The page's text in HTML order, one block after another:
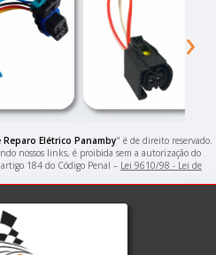
›
Elétrico Panamby" é de direito reservado.
nossos links, é proibida sem a autorização do
184 do Código Penal – Lei 9610/98 - Lei de